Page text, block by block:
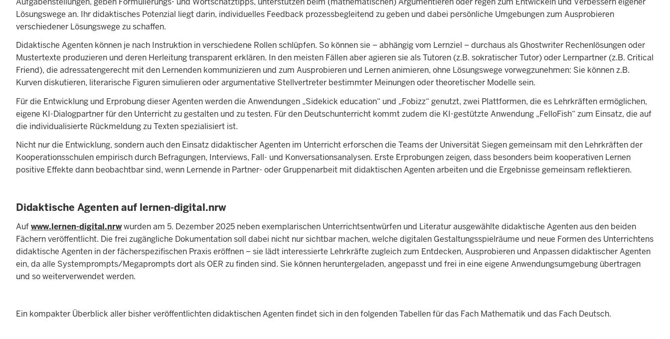
Lösungswege an. Ihr didaktisches Potenzial liegt darin, individuelles Feedback prozessbegleitend zu geben und dabei persönliche Umgebungen zum Ausprobieren
verschiedener Lösungswege zu schaffen.
Didaktische Agenten können je nach Instruktion in verschiedene Rollen schlüpfen. So können sie – abhängig vom Lernziel – durchaus als Ghostwriter Rechenlösungen oder
Mustertexte produzieren und deren Herleitung transparent erklären. In den meisten Fällen aber agieren sie als Tutoren (z.B. sokratischer Tutor) oder Lernpartner (z.B. Critical
Friend), die adressatengerecht mit den Lernenden kommunizieren und zum Ausprobieren und Lernen animieren, ohne Lösungswege vorwegzunehmen: Sie können z.B.
Kurven diskutieren, literarische Figuren simulieren oder argumentative Stellvertreter bestimmter Meinungen oder theoretischer Modelle sein.
Für die Entwicklung und Erprobung dieser Agenten werden die Anwendungen „Sidekick education“ und „Fobizz“ genutzt, zwei Plattformen, die es Lehrkräften ermöglichen,
eigene KI-Dialogpartner für den Unterricht zu gestalten und zu testen. Für den Deutschunterricht kommt zudem die KI-gestützte Anwendung „FelloFish“ zum Einsatz, die auf
die individualisierte Rückmeldung zu Texten spezialisiert ist.
Nicht nur die Entwicklung, sondern auch den Einsatz didaktischer Agenten im Unterricht erforschen die Teams der Universität Siegen gemeinsam mit den Lehrkräften der
Kooperationsschulen empirisch durch Befragungen, Interviews, Fall- und Konversationsanalysen. Erste Erprobungen zeigen, dass besonders beim kooperativen Lernen
positive Effekte dann beobachtbar sind, wenn Lernende in Partner- oder Gruppenarbeit mit didaktischen Agenten arbeiten und die Ergebnisse gemeinsam reflektieren.
Didaktische Agenten auf lernen-digital.nrw
Aufwww.lernen-digital.nrwwurden am 5. Dezember 2025 neben exemplarischen Unterrichtsentwürfen und Literatur ausgewählte didaktische Agenten aus den beiden
Fächern veröffentlicht. Die frei zugängliche Dokumentation soll dabei nicht nur sichtbar machen, welche digitalen Gestaltungsspielräume und neue Formen des Unterrichtens
didaktische Agenten in der fächerspezifischen Praxis eröffnen – sie lädt interessierte Lehrkräfte zugleich zum Entdecken, Ausprobieren und Anpassen didaktischer Agenten
ein, da alle Systemprompts/Megaprompts dort als OER zu finden sind. Sie können heruntergeladen, angepasst und frei in eine eigene Anwendungsumgebung übertragen
und so weiterverwendet werden.
Ein kompakter Überblick aller bisher veröffentlichten didaktischen Agenten findet sich in den folgenden Tabellen für das Fach Mathematik und das Fach Deutsch.